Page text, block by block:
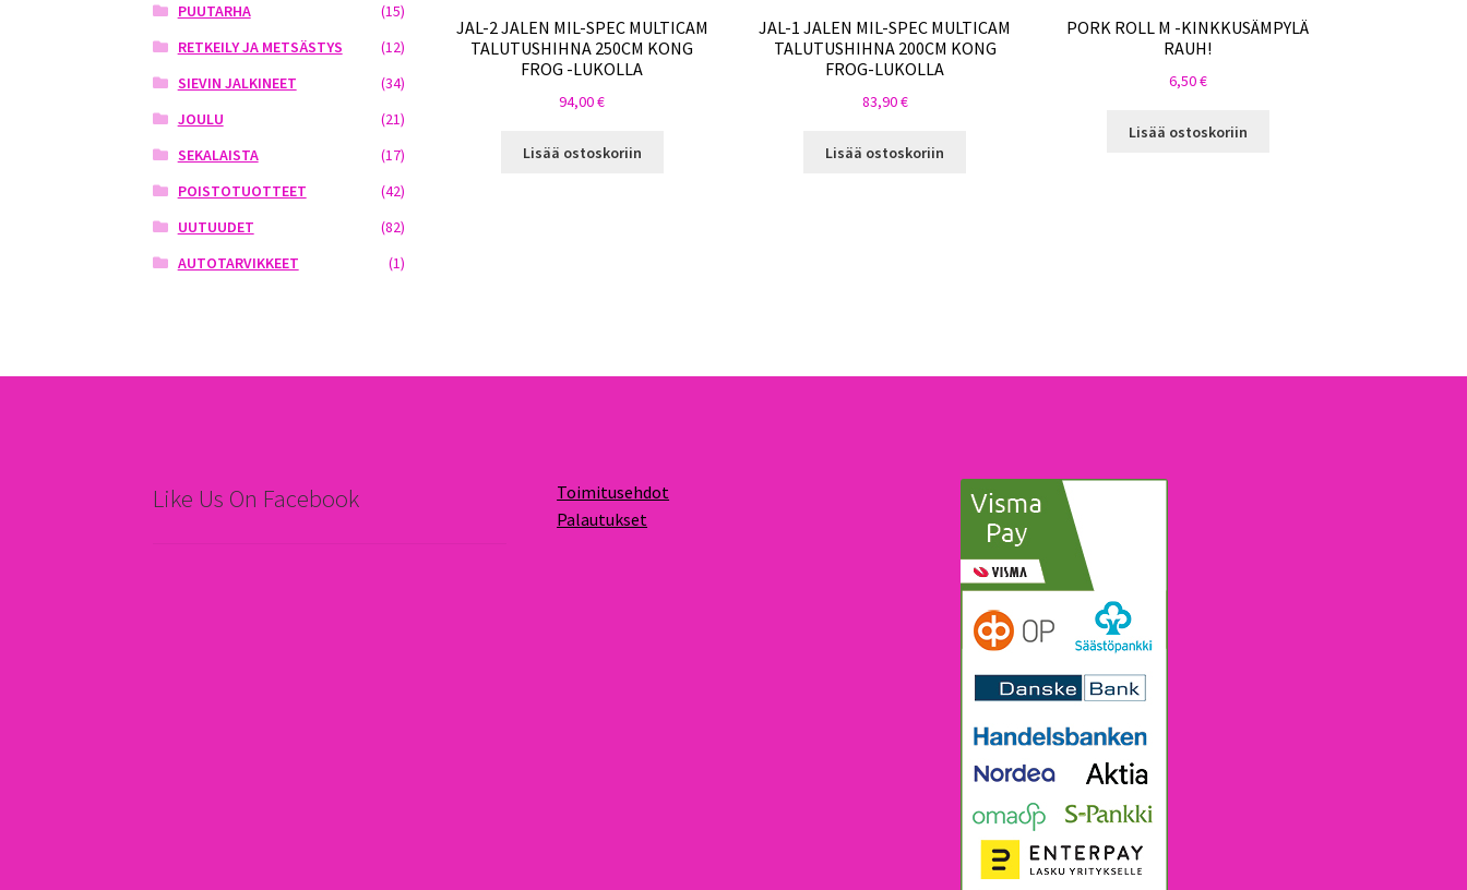
JAL-2 JALEN MIL-SPEC MULTICAM
TALUTUSHIHNA 250CM KONG
FROG -LUKOLLA
94,00€
Lisää ostoskoriin
JAL-1 JALEN MIL-SPEC MULTICAM
TALUTUSHIHNA 200CM KONG
FROG-LUKOLLA
83,90€
Lisää ostoskoriin
PORK ROLL M -KINKKUSÄMPYLÄ
RAUH!
6,50€
Lisää ostoskoriin
PUUTARHA
(15)
RETKEILY JA METSÄSTYS
(12)
SIEVIN JALKINEET
(34)
JOULU
(21)
SEKALAISTA
(17)
POISTOTUOTTEET
(42)
UUTUUDET
(82)
AUTOTARVIKKEET
(1)
Like Us On Facebook
Toimitusehdot
Palautukset